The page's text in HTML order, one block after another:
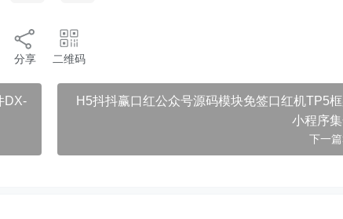
分享 二维码
DX-
H5抖抖赢口红公众号源码模块免签口红机TP5
小程序
下一